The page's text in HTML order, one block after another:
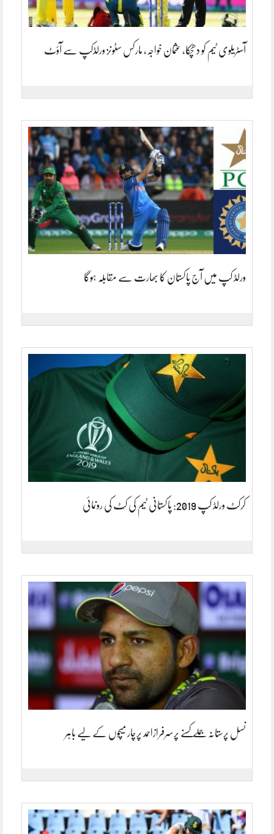
آسٹریلوی ٹیم کو دھچکا، عثمان خواجہ، مارکس سٹونز ورلڈکپ سے آؤٹ
ورلڈ کپ میں آج پاکستان کا بھارت سے مقابلہ ہوگا
کرکٹ ورلڈ کپ 2019: پاکستانی ٹیم کی کِٹ کی رونمائی
نسل پرستانہ جملے کسنے پرسرفرازاحمد پرچار میچوں کے لیے باہر